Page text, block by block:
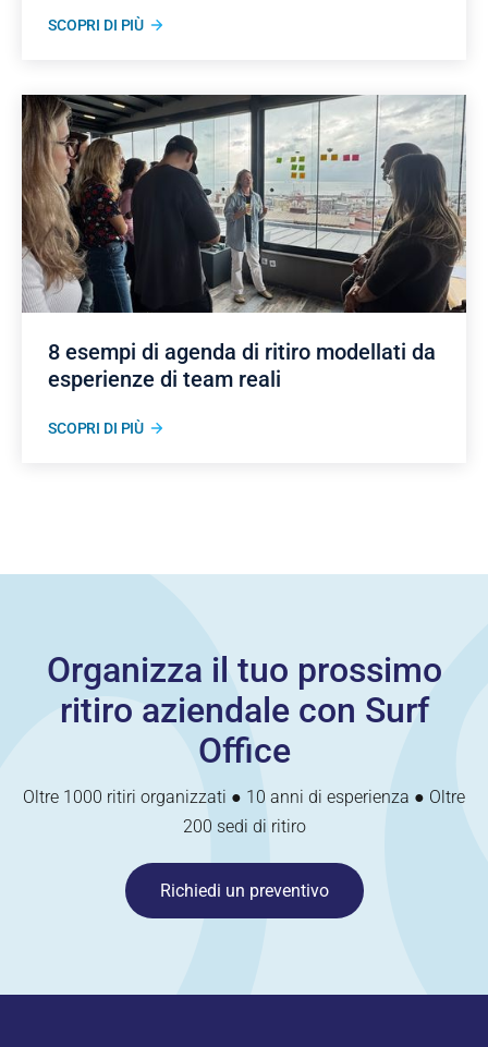
SCOPRI DI PIÙ
8 esempi di agenda di ritiro modellati da
esperienze di team reali
SCOPRI DI PIÙ
Organizza il tuo prossimo
ritiro aziendale con Surf
Office
Oltre 1000 ritiri organizzati ● 10 anni di esperienza ● Oltre
200 sedi di ritiro
Richiedi un preventivo